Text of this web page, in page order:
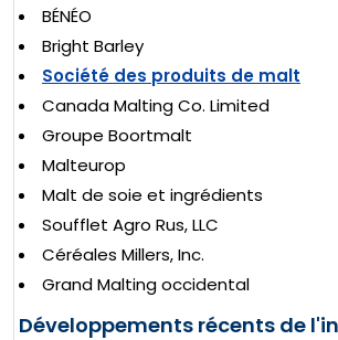
BÉNÉO
Bright Barley
Société des produits de malt
Canada Malting Co. Limited
Groupe Boortmalt
Malteurop
Malt de soie et ingrédients
Soufflet Agro Rus, LLC
Céréales Millers, Inc.
Grand Malting occidental
Développements récents de